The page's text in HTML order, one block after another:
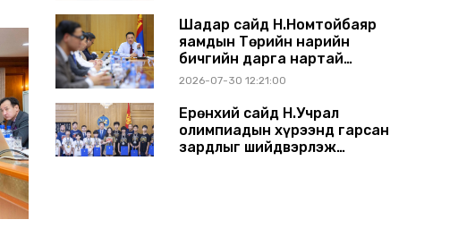
Шадар сайд Н.Номтойбаяр
яамдын Төрийн нарийн
бичгийн дарга нартай
шуурхай хуралдлаа
2026-07-30 12:21:00
Ерөнхий сайд Н.Учрал
олимпиадын хүрээнд гарсан
зардлыг шийдвэрлэж